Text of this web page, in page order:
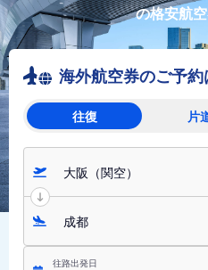
の格安航
海外航空券のご予
往復 片
大阪（関空）
成都
往路出発日